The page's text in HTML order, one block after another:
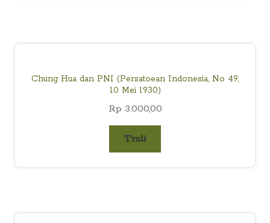
Chung Hua dan PNI (Persatoean Indonesia, No 49,
10 Mei 1930)
Rp 3.000,00
Troli